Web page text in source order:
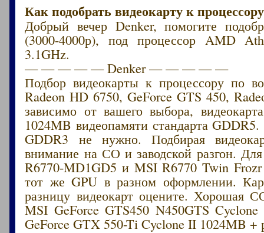
Как подобрать видеокарту к
Добрый вечер Denker, помогите
(3000-4000р), под процессор AMD
3.1GHz.
— — — — — Denker — — — — —
Подбор видеокарты к процессору по
Radeon HD 6750, GeForce GTS 450,
зависимо от вашего выбора,
1024MB видеопамяти стандарта GDDR5.
GDDR3 не нужно. Подбирая
внимание на СО и заводской разгон.
R6770-MD1GD5 и MSI R6770 Twin
тот же GPU в разном оформлении.
разницу видеокарт оцените. Хорошая
MSI GeForce GTS450 N450GTS
GeForce GTX 550-Ti Cyclone II 1024MB +